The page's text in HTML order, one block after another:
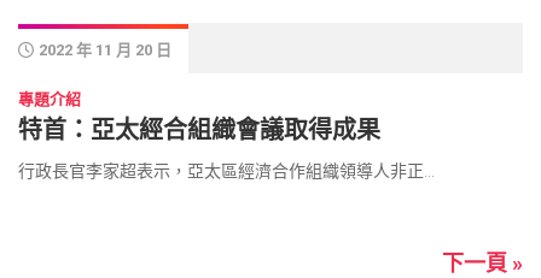
2022 年 11 月 20 日
專題介紹
特首：亞太經合組織會議取得成果
行政長官李家超表示，亞太區經濟合作組織領導人非正...
下一頁 »